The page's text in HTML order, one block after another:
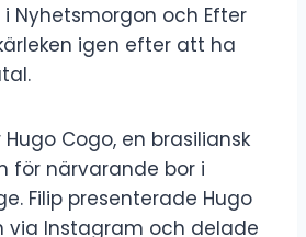
Nyhetsmorgon och Efter
igen efter att ha
Cogo, en brasiliansk
för närvarande bor i
Filip presenterade Hugo
via Instagram och delade